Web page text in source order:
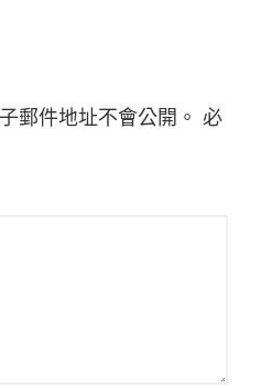
郵件地址不會公開。 必